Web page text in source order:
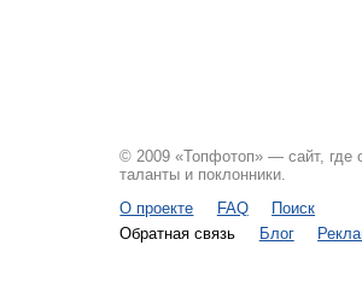
© 2009 «Топфотоп» — сайт, где
таланты и поклонники.
О проекте
FAQ
Поиск
Обратная связь
Блог